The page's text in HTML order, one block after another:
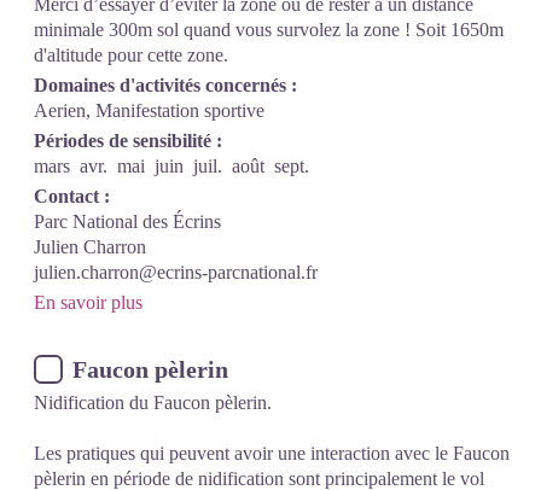
minimale 300m sol quand vous survolez la zone ! Soit 1650m
d'altitude pour cette zone.
Domaines d'activités concernés :
Aerien, Manifestation sportive
Périodes de sensibilité :
mars avr. mai juin juil. août sept.
Contact :
Parc National des Écrins
Julien Charron
julien.charron@ecrins-parcnational.fr
En savoir plus
Faucon pèlerin
Nidification du Faucon pèlerin.
Les pratiques qui peuvent avoir une interaction avec le Faucon
pèlerin en période de nidification sont principalement le vol